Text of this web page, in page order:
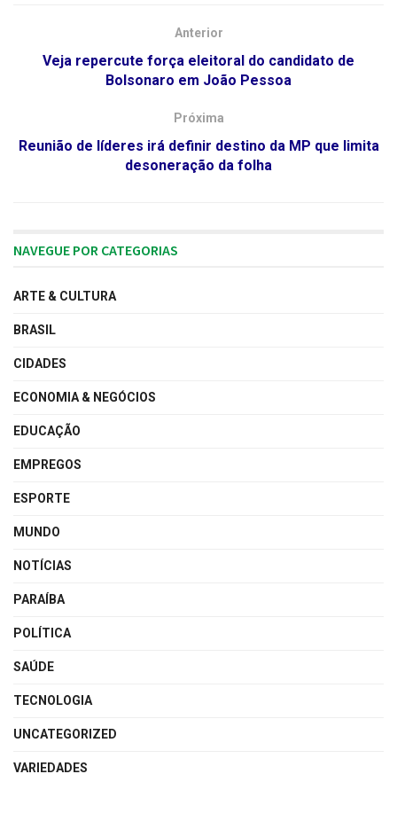
Anterior
Veja repercute força eleitoral do candidato de
Bolsonaro em João Pessoa
Próxima
Reunião de líderes irá definir destino da MP que limita
desoneração da folha
NAVEGUE POR CATEGORIAS
ARTE & CULTURA
BRASIL
CIDADES
ECONOMIA & NEGÓCIOS
EDUCAÇÃO
EMPREGOS
ESPORTE
MUNDO
NOTÍCIAS
PARAÍBA
POLÍTICA
SAÚDE
TECNOLOGIA
UNCATEGORIZED
VARIEDADES